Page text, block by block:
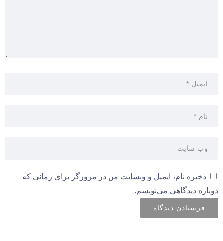
ذخیره نام، ایمیل و وبسایت من در مرورگر برای زمانی که
دوباره دیدگاهی می‌نویسم.